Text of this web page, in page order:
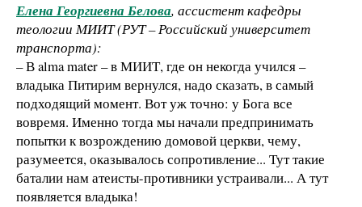
Елена Георгиевна Белова, ассистент кафедры
теологии МИИТ (РУТ – Российский университет
транспорта):
– В alma mater – в МИИТ, где он некогда учился –
владыка Питирим вернулся, надо сказать, в самый
подходящий момент. Вот уж точно: у Бога все
вовремя. Именно тогда мы начали предпринимать
попытки к возрождению домовой церкви, чему,
разумеется, оказывалось сопротивление... Тут такие
баталии нам атеисты-противники устраивали... А тут
появляется владыка!